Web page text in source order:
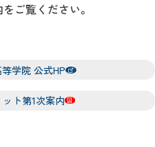
ご覧ください。
学院 公式HP
ト第1次案内